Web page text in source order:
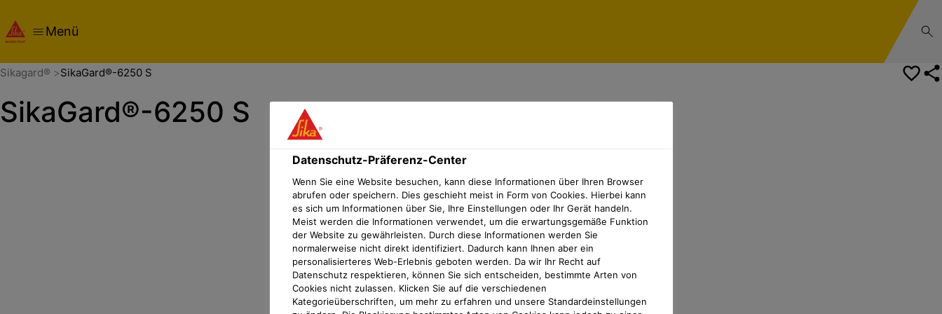
Menü
Sikagard® SikaGard®-6250 S
SikaGard®-6250 S
Datenschutz-Präferenz-Center
Wenn Sie eine Website besuchen, kann diese Informationen über Ihren Browser
abrufen oder speichern. Dies geschieht meist in Form von Cookies. Hierbei kann
es sich um Informationen über Sie, Ihre Einstellungen oder Ihr Gerät handeln.
Meist werden die Informationen verwendet, um die erwartungsgemäße Funktion
der Website zu gewährleisten. Durch diese Informationen werden Sie
normalerweise nicht direkt identifiziert. Dadurch kann Ihnen aber ein
personalisierteres Web-Erlebnis geboten werden. Da wir Ihr Recht auf
Datenschutz respektieren, können Sie sich entscheiden, bestimmte Arten von
Cookies nicht zulassen. Klicken Sie auf die verschiedenen
Kategorieüberschriften, um mehr zu erfahren und unsere Standardeinstellungen